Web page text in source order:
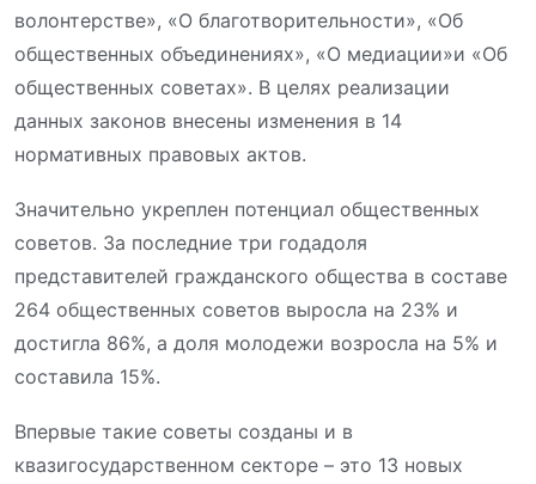
волонтерстве», «О благотворительности», «Об
общественных объединениях», «О медиации»и «Об
общественных советах». В целях реализации
данных законов внесены изменения в 14
нормативных правовых актов.
Значительно укреплен потенциал общественных
советов. За последние три годадоля
представителей гражданского общества в составе
264 общественных советов выросла на 23% и
достигла 86%, а доля молодежи возросла на 5% и
составила 15%.
Впервые такие советы созданы и в
квазигосударственном секторе – это 13 новых